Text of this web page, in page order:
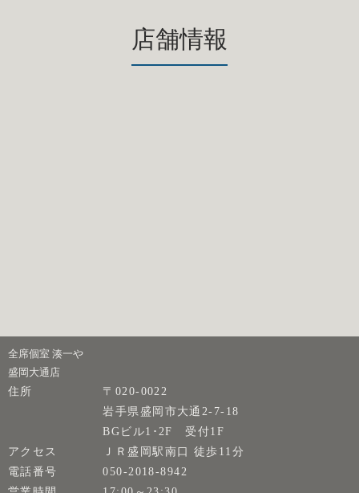
店舗情報
全席個室 湊一や
盛岡大通店
住所
〒020-0022
岩手県盛岡市大通2-7-18
BGビル1･2F 受付1F
アクセス
ＪＲ盛岡駅南口 徒歩11分
電話番号
050-2018-8942